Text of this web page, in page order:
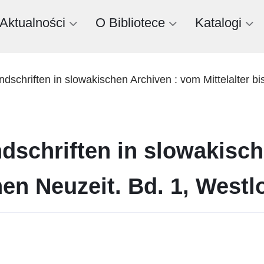
Aktualności O Bibliotece Katalogi
in slowakischen Archiven : vom Mittelalter
in
Neuzeit. Bd. 1,